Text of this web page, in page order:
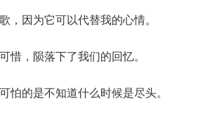
，因为它可以代替我的心情。
惜，陨落下了我们的回忆。
怕的是不知道什么时候是尽头。